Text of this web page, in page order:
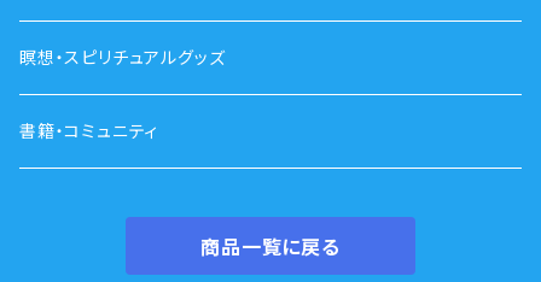
瞑想・スピリチュアルグッズ
書籍・コミュニティ
商品一覧に戻る